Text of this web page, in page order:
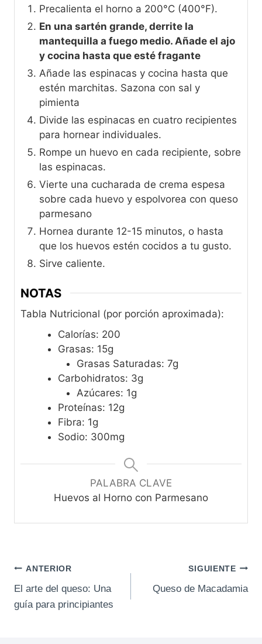
Precalienta el horno a 200°C (400°F).
En una sartén grande, derrite la
mantequilla a fuego medio. Añade el ajo
y cocina hasta que esté fragante
Añade las espinacas y cocina hasta que
estén marchitas. Sazona con sal y
pimienta
Divide las espinacas en cuatro recipientes
para hornear individuales.
Rompe un huevo en cada recipiente, sobre
las espinacas.
Vierte una cucharada de crema espesa
sobre cada huevo y espolvorea con queso
parmesano
Hornea durante 12-15 minutos, o hasta
que los huevos estén cocidos a tu gusto.
Sirve caliente.
NOTAS
Tabla Nutricional (por porción aproximada):
Calorías: 200
Grasas: 15g
Grasas Saturadas: 7g
Carbohidratos: 3g
Azúcares: 1g
Proteínas: 12g
Fibra: 1g
Sodio: 300mg
PALABRA CLAVE
Huevos al Horno con Parmesano
Navegación
de
ANTERIOR
El arte del queso: Una
guía para principiantes
SIGUIENTE
Queso de Macadamia